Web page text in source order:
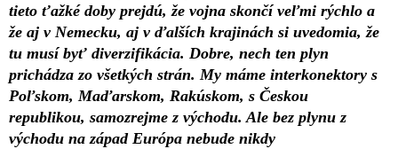
tieto ťažké doby prejdú, že vojna skončí veľmi rýchlo a
že aj v Nemecku, aj v ďalších krajinách si uvedomia, že
tu musí byť diverzifikácia. Dobre, nech ten plyn
prichádza zo všetkých strán. My máme interkonektory s
Poľskom, Maďarskom, Rakúskom, s Českou
republikou, samozrejme z východu. Ale bez plynu z
východu na západ Európa nebude nikdy